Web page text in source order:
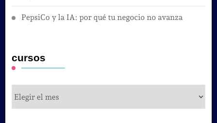
PepsiCo y la IA: por qué tu negocio no avanza
cursos